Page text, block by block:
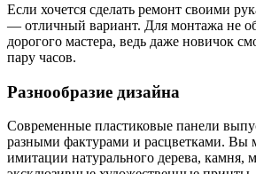
Если хочется сделать ремонт своими
— отличный вариант. Для монтажа не
дорогого мастера, ведь даже новичок
пару часов.
Разнообразие дизайна
Современные пластиковые панели
разными фактурами и расцветками. Вы
имитации натурального дерева, камня,